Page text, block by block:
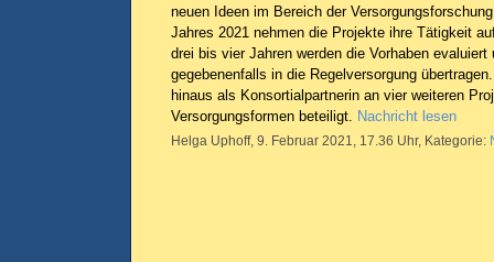
neuen Ideen im Bereich der
Jahres 2021 nehmen die Projekte ihre Tätigkeit
drei bis vier Jahren werden die Vorhaben
gegebenenfalls in die Regelversorgung
hinaus als Konsortialpartnerin an vier weiteren
Versorgungsformen beteiligt. Nachricht lesen
Helga Uphoff, 9. Februar 2021, 17.36 Uhr, Kategorie: